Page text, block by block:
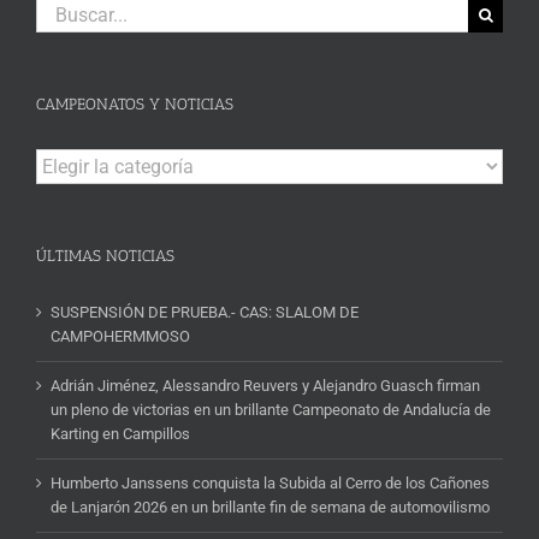
Buscar:
CAMPEONATOS Y NOTICIAS
Campeonatos
y
ÚLTIMAS NOTICIAS
SUSPENSIÓN DE PRUEBA.- CAS: SLALOM DE
CAMPOHERMMOSO
Adrián Jiménez, Alessandro Reuvers y Alejandro Guasch firman
un pleno de victorias en un brillante Campeonato de Andalucía de
Karting en Campillos
Humberto Janssens conquista la Subida al Cerro de los Cañones
de Lanjarón 2026 en un brillante fin de semana de automovilismo